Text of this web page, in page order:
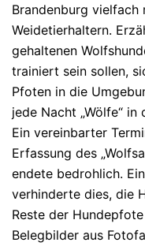
Brandenburg
Weidetierhaltern.
gehaltenen
trainiert sein sollen,
Pfoten in die
jede Nacht „Wölfe“
Ein vereinbarter
Erfassung des
endete bedrohlich.
verhinderte dies, die
Reste der Hundepfote
Belegbilder aus